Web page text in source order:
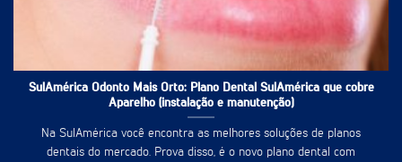
SulAmérica Odonto Mais Orto: Plano Dental SulAmérica que cobre
Aparelho (instalação e manutenção)
Na SulAmérica você encontra as melhores soluções de planos
dentais do mercado. Prova disso, é o novo plano dental com